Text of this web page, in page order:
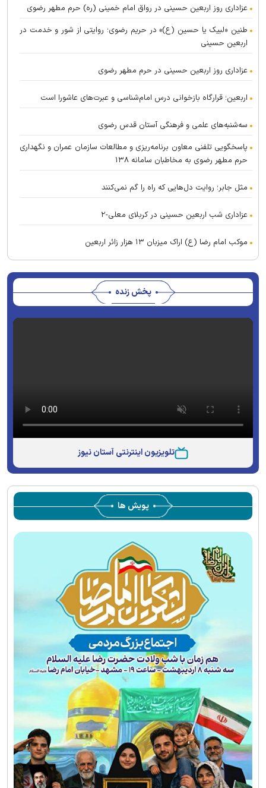
عزاداری روز اربعین حسینی در رواق امام خمینی (ره) حرم مطهر رضوی
طنین «لبیک یا حسین (ع)» در حریم رضوی؛ روایتی از شور و خدمت در
اربعین حسینی
عزاداری روز اربعین حسینی در حرم مطهر رضوی
اربعین؛ قرارگاه بازخوانی درس امام‌شناسی و عبرت‌های عاشورا است
سه‌شنبه‌های علمی و فرهنگی آستان قدس رضوی
پاسخگویی تلفنی معاون برنامه‌ریزی و مطالعات سازمان عمران و نگهداری
حرم مطهر رضوی به مخاطبان سامانه ۱۳۸
مثل جابر؛ روایت دل‌هایی که راه را گم نمی‌کنند
عزاداری شب اربعین حسینی در کربلای معلی-۲
موکب امام رضا (ع) اراک میزبان ۱۳ هزار زائر اربعین
پخش زنده
تلویزیون اینترنتی آستان نیوز
پویش ها